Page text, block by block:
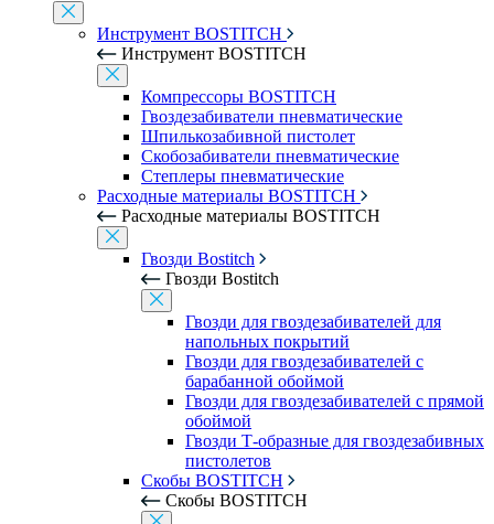
Инструмент BOSTITCH
Инструмент BOSTITCH
Компрессоры BOSTITCH
Гвоздезабиватели пневматические
Шпилькозабивной пистолет
Скобозабиватели пневматические
Степлеры пневматические
Расходные материалы BOSTITCH
Расходные материалы BOSTITCH
Гвозди Bostitch
Гвозди Bostitch
Гвозди для гвоздезабивателей для
напольных покрытий
Гвозди для гвоздезабивателей с
барабанной обоймой
Гвозди для гвоздезабивателей с прямой
обоймой
Гвозди Т-образные для гвоздезабивных
пистолетов
Скобы BOSTITCH
Скобы BOSTITCH